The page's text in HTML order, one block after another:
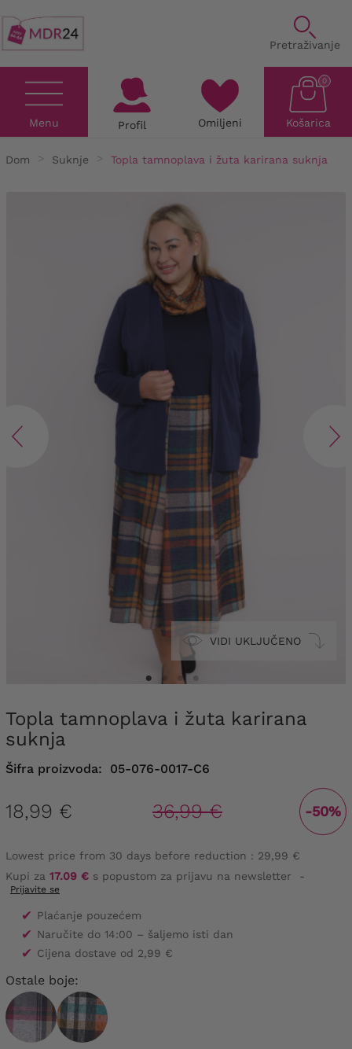
Pretraživanje
Menu Profil Omiljeni Košarica
0
Dom Suknje Topla tamnoplava i žuta karirana suknja
VIDI UKLJUČENO
Topla tamnoplava i žuta karirana
suknja
Šifra proizvoda: 05-076-0017-C6
18,99 € 36,99 € -50%
Lowest price from 30 days before reduction : 29,99 €
Kupi za 17.09 € s popustom za prijavu na newsletter -
Prijavite se
✔ Plaćanje pouzećem
✔ Naručite do 14:00 – šaljemo isti dan
✔ Cijena dostave od 2,99 €
Ostale boje: